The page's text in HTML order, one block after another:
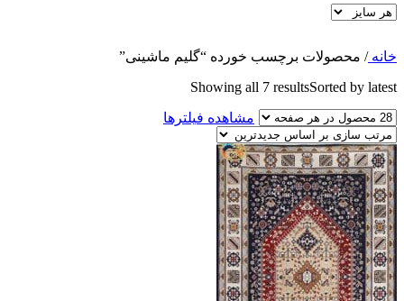
خانه/ محصولات برچسب خورده “گلیم ماشینی”
Showing all 7 resultsSorted by latest
مشاهده فیلترها